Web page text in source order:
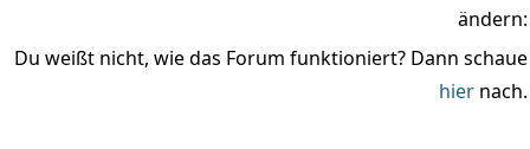
ändern:
Du weißt nicht, wie das Forum funktioniert? Dann schaue
hier nach.